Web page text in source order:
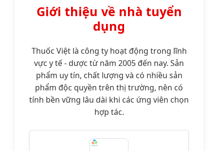
Giới thiệu về nhà tuyển
dụng
Thuốc Việt là công ty hoạt động trong lĩnh
vực y tế - dược từ năm 2005 đến nay. Sản
phẩm uy tín, chất lượng và có nhiều sản
phẩm độc quyền trên thị trường, nên có
tính bền vững lâu dài khi các ứng viên chọn
hợp tác.